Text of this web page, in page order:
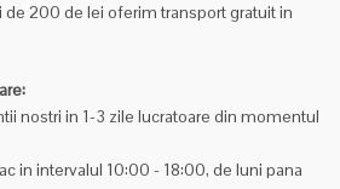
200 de lei oferim transport gratuit in
nostri in 1-3 zile lucratoare din momentul
in intervalul 10:00 - 18:00, de luni pana